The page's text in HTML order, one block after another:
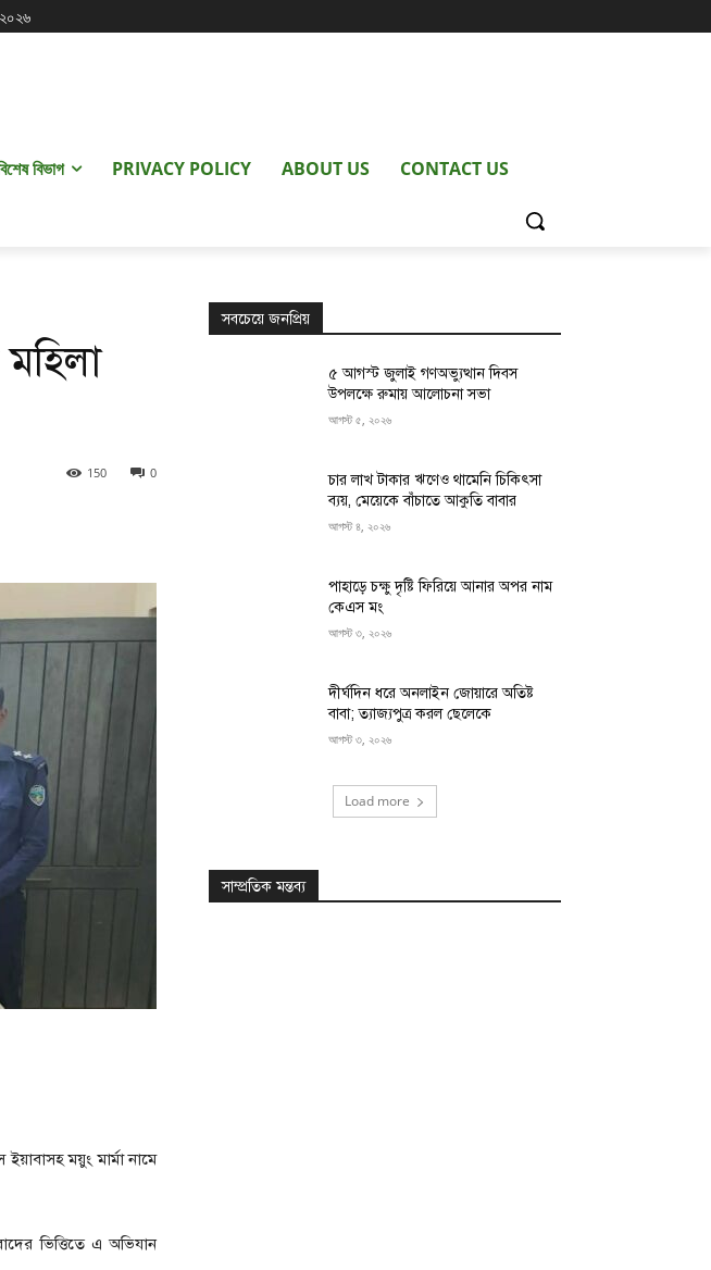
বিভাগ PRIVACY POLICY ABOUT US CONTACT US
0
150
ময়ুং মার্মা নামে
ভিত্তিতে এ অভিযান
সবচেয়ে জনপ্রিয়
৫ আগস্ট জুলাই গণঅভ্যুত্থান দিবস
উপলক্ষে রুমায় আলোচনা সভা
আগস্ট ৫, ২০২৬
চার লাখ টাকার ঋণেও থামেনি চিকিৎসা
ব্যয়, মেয়েকে বাঁচাতে আকুতি বাবার
আগস্ট ৪, ২০২৬
পাহাড়ে চক্ষু দৃষ্টি ফিরিয়ে আনার অপর নাম
কেএস মং
আগস্ট ৩, ২০২৬
দীর্ঘদিন ধরে অনলাইন জোয়ারে অতিষ্ট
বাবা; ত্যাজ্যপুত্র করল ছেলেকে
আগস্ট ৩, ২০২৬
Load more
সাম্প্রতিক মন্তব্য